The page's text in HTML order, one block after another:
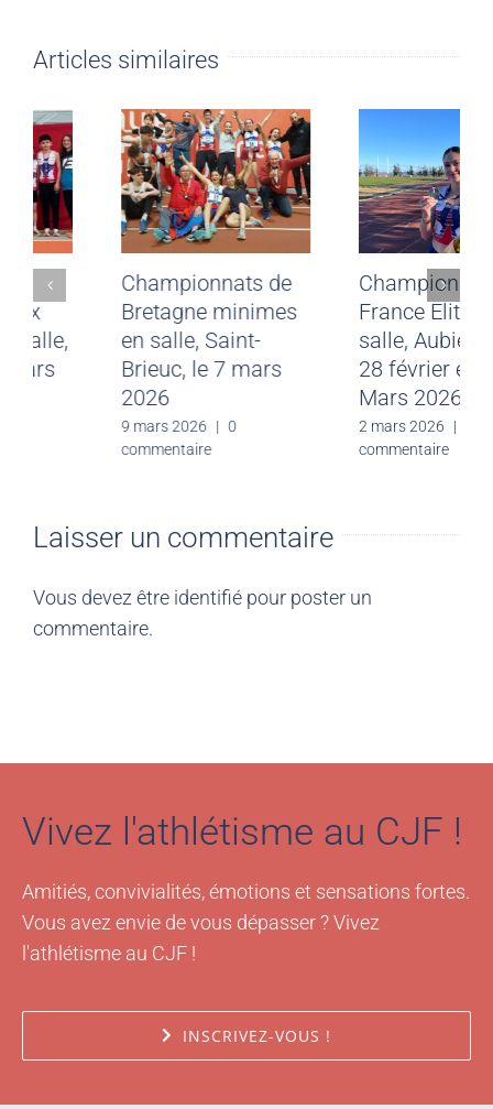
Articles similaires
Championnats
départementaux
benjamins en salle,
Rennes, le 7 mars
| 0
commentaire
Championnats de
Bretagne minimes
en salle, Saint-
Brieuc, le 7 mars
|
0
commentaire
Laisser un commentaire
Vous devez être identifié pour poster un
commentaire.
Vivez l'athlétisme au CJF !
Amitiés, convivialités, émotions et sensations fortes.
Vous avez envie de vous dépasser ? Vivez
l'athlétisme au CJF !
INSCRIVEZ-VOUS !